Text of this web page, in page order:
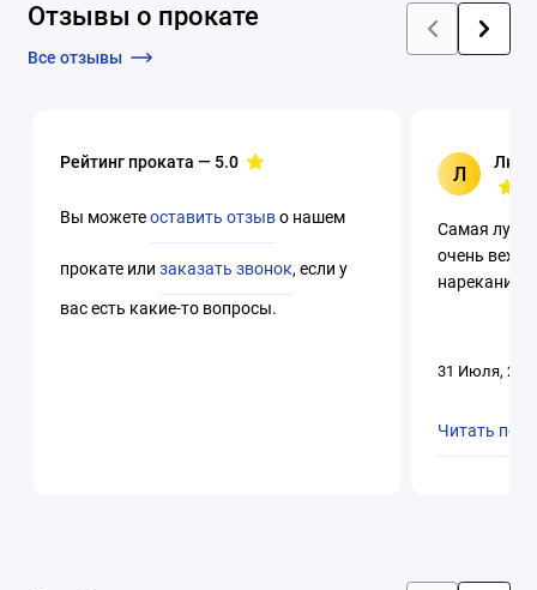
Отзывы о прокате
Все отзывы
Рейтинг проката — 5.0
Вы можетеоставить отзыво нашем
прокате илизаказать звонок, если у
вас есть какие-то вопросы.
Л
Самая
очень
нареканий.
31 Июля,
Читать